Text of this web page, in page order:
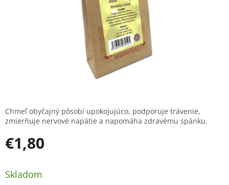
€1,80
Skladom
Chmeľ obyčajný pôsobí upokojujúco, podporuje trávenie,
zmierňuje nervové napätie a napomáha zdravému spánku.